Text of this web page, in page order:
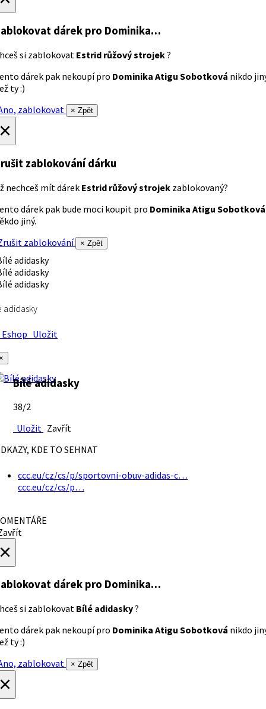
dárek pro Dominika…
si zablokovat Estrid růžový strojek?
dárek pak nekoupí pro Dominika Atigu Sobotková nikdo
ty :)
zablokovat
× Zpět
zablokování dárku
nechceš mít dárek Estrid růžový strojek zablokovaný?
dárek pak bude moci koupit pro Dominika Atigu Sobotková
jiný.
zablokování
× Zpět
adidasky
Uložit
Bílé adidasky
38/2
Uložit Zavřít
KDE TO SEHNAT
ccc.eu/cz/cs/p/sportovni-obuv-adidas-c…
ccc.eu/cz/cs/p…
dárek pro Dominika…
si zablokovat Bílé adidasky?
dárek pak nekoupí pro Dominika Atigu Sobotková nikdo
ty :)
zablokovat
× Zpět